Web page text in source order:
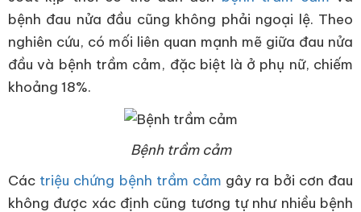
bệnh đau nửa đầu cũng không phải ngoại lệ. Theo
nghiên cứu, có mối liên quan mạnh mẽ giữa đau nửa
đầu và bệnh trầm cảm, đặc biệt là ở phụ nữ, chiếm
khoảng 18%.
Bệnh trầm cảm
Các triệu chứng bệnh trầm cảm gây ra bởi cơn đau
không được xác định cũng tương tự như nhiều bệnh